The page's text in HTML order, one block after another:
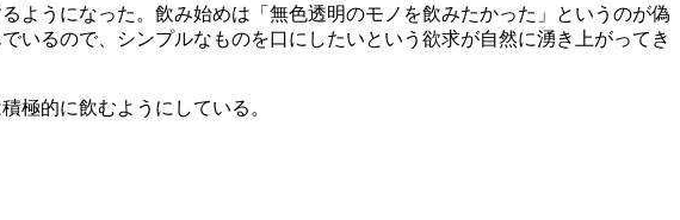
ようになった。飲み始めは「無色透明のモノを飲みたかった」というのが偽
いるので、シンプルなものを口にしたいという欲求が自然に湧き上がってき
極的に飲むようにしている。